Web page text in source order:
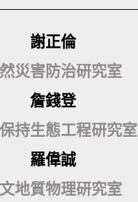
謝正倫
災害防治研究室
詹錢登
持生態工程研究室
羅偉誠
地質物理研究室